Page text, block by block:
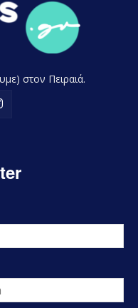
στον Πειραιά.